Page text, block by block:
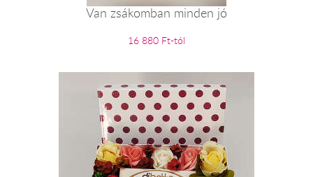
Van zsákomban minden jó
16 880 Ft-tól